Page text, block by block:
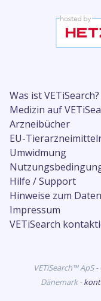
Was ist VETiSearch?
Medizin auf
Arzneibücher
EU-
Umwidmung
Hilfe / Support
Hinweise zum
Impressum
VETiSearch
VETiSearch™ ApS
Dänemark -